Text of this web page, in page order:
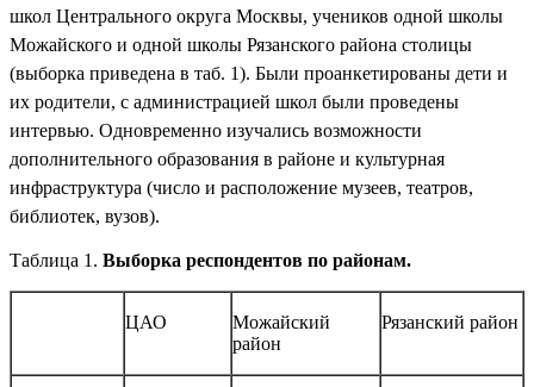
школ Центрального округа Москвы, учеников одной школы
Можайского и одной школы Рязанского района столицы
(выборка приведена в таб. 1). Были проанкетированы дети и
их родители, с администрацией школ были проведены
интервью. Одновременно изучались возможности
дополнительного образования в районе и культурная
инфраструктура (число и расположение музеев, театров,
библиотек, вузов).
Таблица 1. Выборка респондентов по районам.
ЦАО
Можайский
район
Рязанский район